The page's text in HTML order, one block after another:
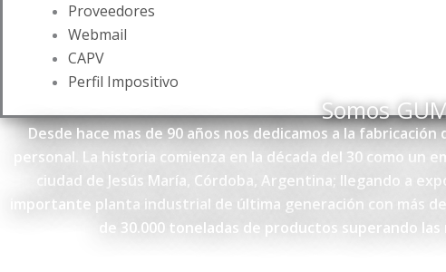
Proveedores
Webmail
CAPV
Perfil Impositivo
Somos
Desde hace mas de 90 años nos dedicamos a la
personal. La historia comienza en la década del 30 como un
ciudad de Jesús María, Córdoba, Argentina; llegando a
importante planta industrial de última generación con más
de 30.000 toneladas de productos superando